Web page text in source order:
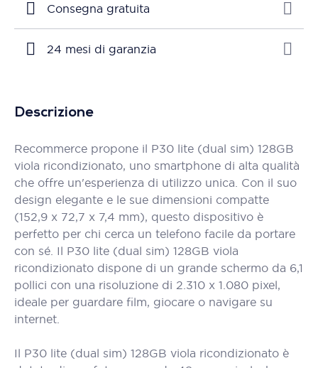
Consegna gratuita
24 mesi di garanzia
Descrizione
Recommerce propone il P30 lite (dual sim) 128GB
viola ricondizionato, uno smartphone di alta qualità
che offre un'esperienza di utilizzo unica. Con il suo
design elegante e le sue dimensioni compatte
(152,9 x 72,7 x 7,4 mm), questo dispositivo è
perfetto per chi cerca un telefono facile da portare
con sé. Il P30 lite (dual sim) 128GB viola
ricondizionato dispone di un grande schermo da 6,1
pollici con una risoluzione di 2.310 x 1.080 pixel,
ideale per guardare film, giocare o navigare su
internet.
Il P30 lite (dual sim) 128GB viola ricondizionato è